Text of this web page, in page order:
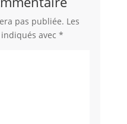
pas publiée. Les
avec *